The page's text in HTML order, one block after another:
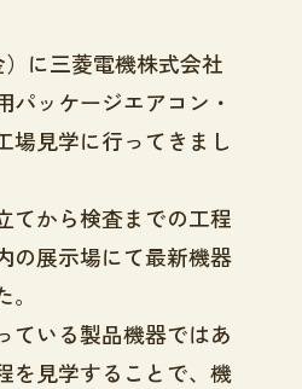
）に三菱電機株式会社
パッケージエアコン・
場見学に行ってきまし
てから検査までの工程
の展示場にて最新機器
ている製品機器ではあ
を見学することで、機